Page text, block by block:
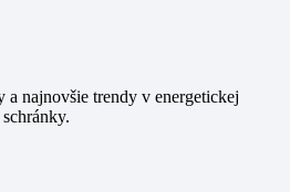
a najnovšie trendy v energetickej